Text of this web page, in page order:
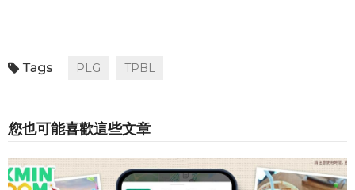
PLG TPBL
您也可能喜歡這些文章